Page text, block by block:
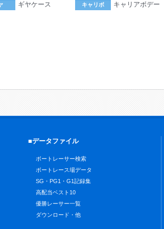
ギヤケース キャリボ キャリアボデー
■データファイル
ボートレーサー検索
ボートレース場データ
SG・PG1・G1記録集
高配当ベスト10
優勝レーサー一覧
ダウンロード・他